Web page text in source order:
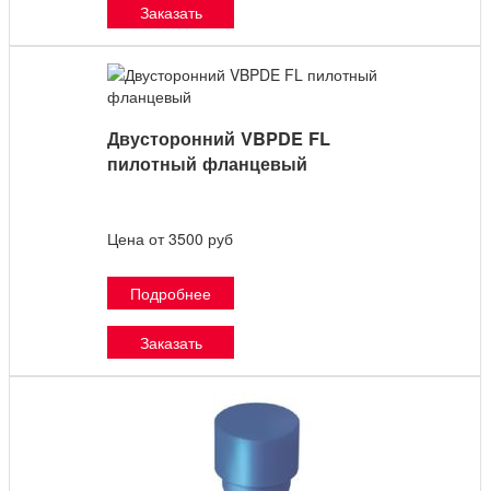
Заказать
Двусторонний VBPDE FL
пилотный фланцевый
Цена от 3500 руб
Подробнее
Заказать